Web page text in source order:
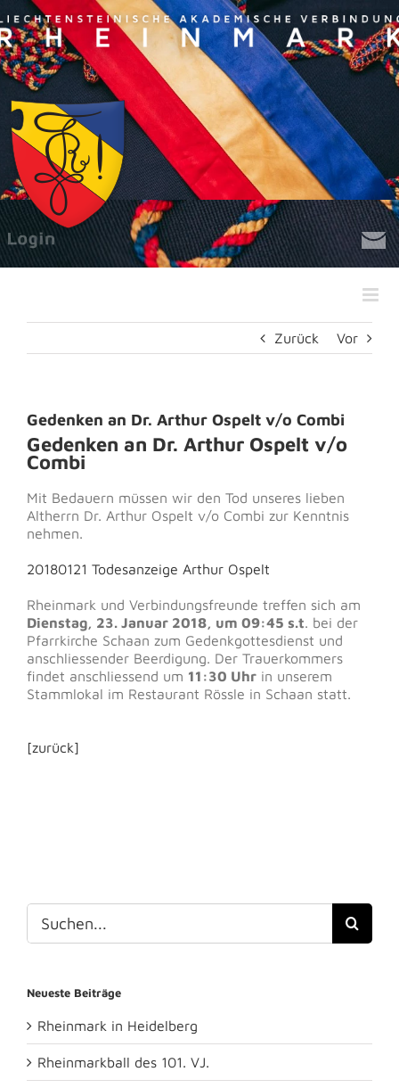
Inhalt
springen
Zurück Vor
Gedenken an Dr. Arthur Ospelt v/o Combi
Gedenken an Dr. Arthur Ospelt v/o
Combi
Mit Bedauern müssen wir den Tod unseres lieben
Altherrn Dr. Arthur Ospelt v/o Combi zur Kenntnis
nehmen.
20180121 Todesanzeige Arthur Ospelt
Rheinmark und Verbindungsfreunde treffen sich am
Dienstag, 23. Januar 2018, um 09:45 s.t . bei der
Pfarrkirche Schaan zum Gedenkgottesdienst und
anschliessender Beerdigung. Der Trauerkommers
findet anschliessend um 11:30 Uhr in unserem
Stammlokal im Restaurant Rössle in Schaan statt.
[zurück]
Suche
nach:
Neueste Beiträge
Rheinmark in Heidelberg
Rheinmarkball des 101. VJ.